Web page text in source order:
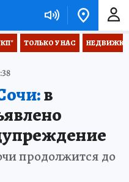
ТОЛЬКО У НАС НЕДВИЖКА
в
продолжится до